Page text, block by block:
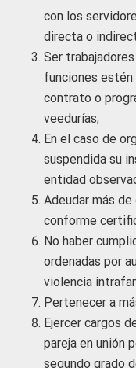
con los
directa o
Ser
funciones estén
contrato o
veedurías;
En el caso de
suspendida su
entidad
Adeudar más
conforme
No haber
ordenadas por
violencia
Pertenecer a
Ejercer cargos
pareja en unión
segundo grado